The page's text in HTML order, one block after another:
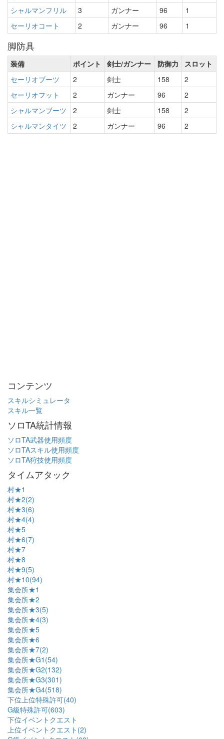
シャルマンフリル 3 ガンナー 96
1
セーリオコート
2 ガンナー 96 1
脚防具
装備 ポイント 剣士/ガンナー 防御力
スロット
セーリオブーツ
2 剣士 158
2
セーリオフット
2 ガンナー 96
2
シャルマンブーツ
2 剣士 158
2
シャルマンタイツ
2 ガンナー 96 2
コンテンツ
スキルシミュレータ
スキル一覧
ソロTA統計情報
ソロTA武器使用頻度
ソロTAスキル使用頻度
ソロTA狩技使用頻度
タイムアタック
村★1
村★2(2)
村★3(6)
村★4(4)
村★5
村★6(7)
村★7
村★8
村★9(5)
村★10(94)
集会所★1
集会所★2
集会所★3(5)
集会所★4(3)
集会所★5
集会所★6
集会所★7(2)
集会所★G1(54)
集会所★G2(132)
集会所★G3(301)
集会所★G4(518)
下位上位特殊許可(40)
G級特殊許可(603)
下位イベントクエスト
上位イベントクエスト(2)